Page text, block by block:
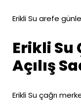
Erikli Su arefe
Erikli Su
Açılış
Erikli Su çağrı